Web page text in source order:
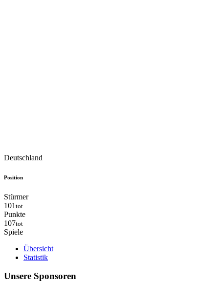
Deutschland
Position
Stürmer
101 tot
Punkte
107tot
Spiele
Übersicht
Statistik
Unsere Sponsoren